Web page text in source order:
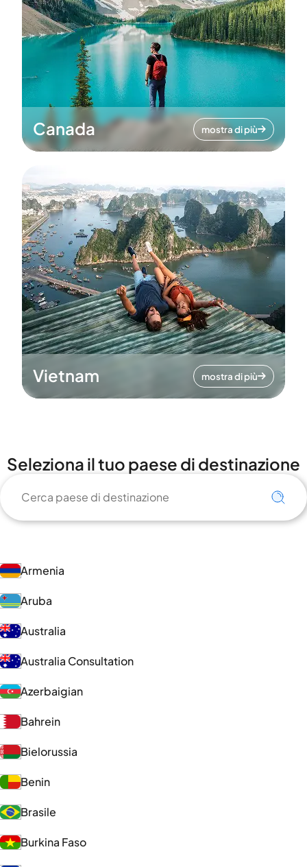
Canada mostra di più
Vietnam mostra di più
Seleziona il tuo paese di destinazione
Armenia
Aruba
Australia
Australia Consultation
Azerbaigian
Bahrein
Bielorussia
Benin
Brasile
Burkina Faso